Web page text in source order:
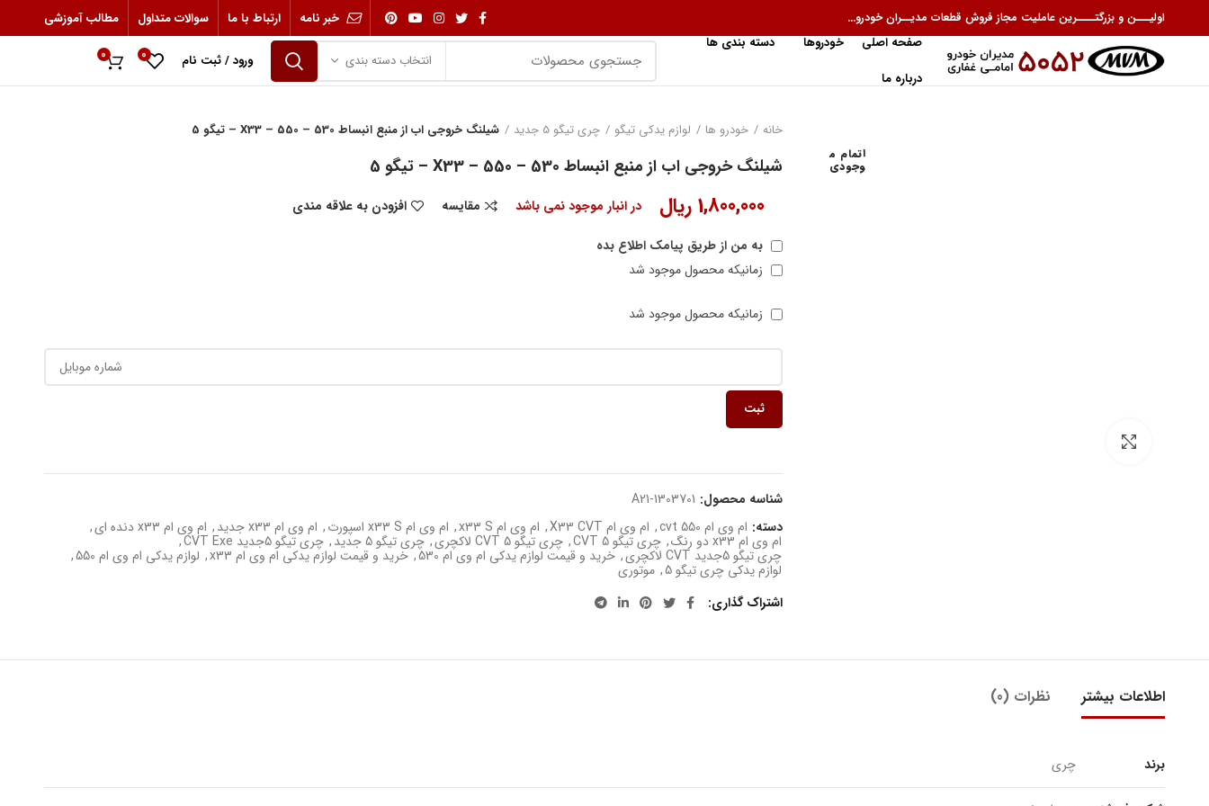
اولیـــن و بزرگتــــرین عاملیت مجاز فروش قطعات مدیــران خودرو... خبر نامه ارتباط با ما سوالات متداول
مطالب آموزشی
صفحه اصلی
خودروها
دسته بندی ها
درباره ما
انتخاب دسته بندی ورود / ثبت نام 0
0
اتمام م
وجودی
خانه خودرو ها لوازم یدکی تیگو چری تیگو 5 جدید شیلنگ خروجی اب از منبع انبساط 530 – 550 – X33 – تیگو 5
شیلنگ خروجی اب از منبع انبساط 530 – 550 – X33 – تیگو 5
1,800,000 ریال در انبار موجود نمی باشد مقایسه
افزودن به علاقه مندی
به من از طریق پیامک اطلاع بده
زمانیکه محصول موجود شد
زمانیکه محصول موجود شد
ثبت
شناسه محصول: A21-1303701
دسته: ام وی ام 550 cvt , ام وی ام X33 CVT , ام وی ام x33 S , ام وی ام x33 S اسپورت , ام وی ام x33 جدید , ام وی ام x33 دنده ای ,
ام وی ام x33 دو رنگ , چری تیگو 5 CVT , چری تیگو 5 CVT لاکچری , چری تیگو 5 جدید , چری تیگو 5جدید CVT Exe ,
چری تیگو 5جدید CVT لاکچری , خرید و قیمت لوازم یدکی ام وی ام 530 , خرید و قیمت لوازم یدکی ام وی ام x33 , لوازم یدکی ام وی ام 550 ,
لوازم یدکی چری تیگو 5 , موتوری
اشتراک گذاری
اطلاعات بیشتر نظرات (0)
برند چری